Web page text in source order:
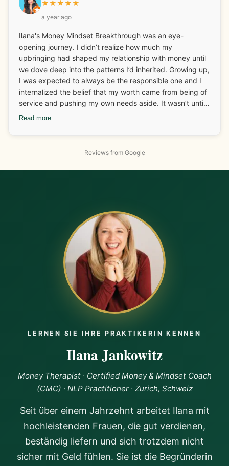
★★★★★
a year ago
Ilana's Money Mindset Breakthrough was an eye-
opening journey. I didn’t realize how much my
upbringing had shaped my relationship with money until
we dove deep into the patterns I’d inherited. Growing up,
I was expected to always be the responsible one and I
internalized the belief that my worth came from being of
service and pushing my own needs aside. It wasn’t until I
started looking at those deep-rooted beliefs that I
emotional history. Working with Ilana, I started
recognizing that I didn’t need food to “pause” my
the confidence to raise my rates and a client not only
accepted the increase but gave me more work, helping
me hit my income goals for the next few months. The
shift in how I view myself, my worth, and money has
been profound. I'm starting to receive abundance again
and now I’m doing it from a place of alignment, setting
boundaries, and giving myself permission to receive. If
you're ready to break free from old money stories and
step into a life of abundance and self-empowerment, I
Read more
Reviews from Google
LERNEN SIE IHRE PRAKTIKERIN KENNEN
Ilana Jankowitz
Money Therapist · Certified Money & Mindset Coach
(CMC) · NLP Practitioner · Zurich, Schweiz
Seit über einem Jahrzehnt arbeitet Ilana mit
hochleistenden Frauen, die gut verdienen,
beständig liefern und sich trotzdem nicht
sicher mit Geld fühlen. Sie ist die Begründerin